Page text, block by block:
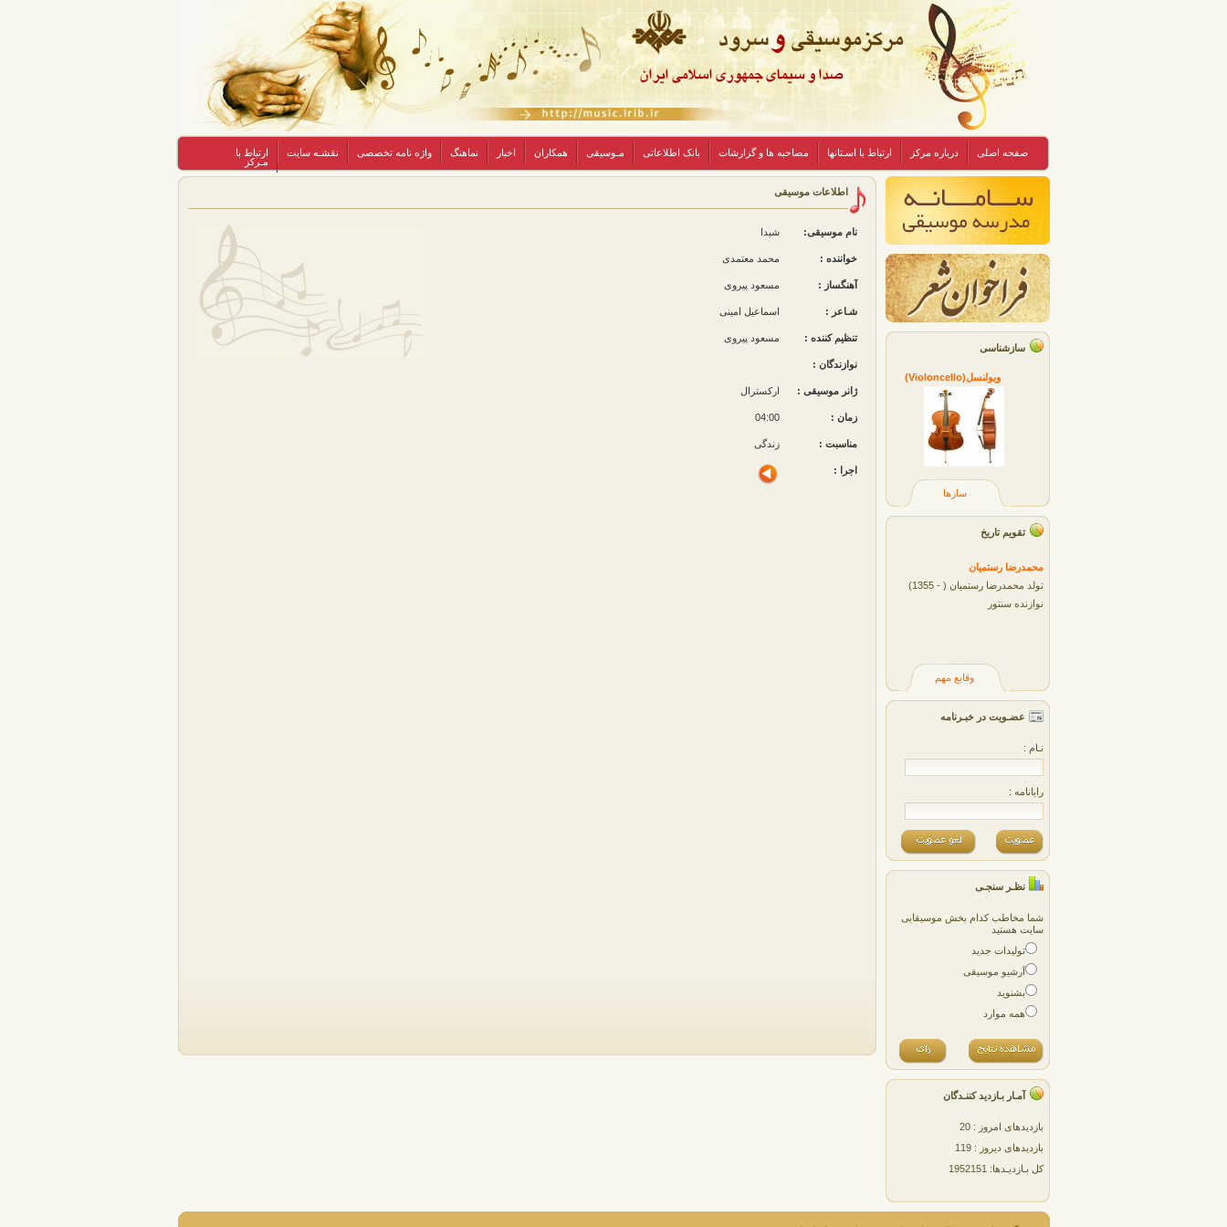
صفحه اصلی درباره مرکز ارتباط با اسـتانها مصاحبه ها و گزارشات بانک اطلاعاتی مـوسیقی همکاران اخبار نماهنگ واژه نامه تخصصی نقشـه سایت
ارتباط با
مـرکز
سازشناسی
ویولنسل(Violoncello)
سازها
تقویم تاریخ
محمدرضا رستميان
تولد محمدرضا رستمیان ( - 1355)
نوازنده سنتور
وقایع مهم
عضـویت در خبـرنامه
نـام :
رایانامه :
نظـر سنجـی
شما مخاطب کدام بخش موسیقایی
سایت هستید
تولیدات جدید
آرشیو موسیقی
بشنوید
همه موارد
آمـار بـازدید کننـدگان
بازدیدهای امروز : 20
بازدیدهای دیروز : 119
کل بـازدیـدها: 1952151
اطلاعات موسیقی
نام موسیقی: شیدا
خواننده : محمد معتمدی
آهنگساز : مسعود پیروی
شـاعر : اسماعیل امینی
تنظیم کننده : مسعود پیروی
نوازندگان :
ژانر موسیقی : ارکسترال
زمان : 04:00
مناسبت : زندگی
اجرا :